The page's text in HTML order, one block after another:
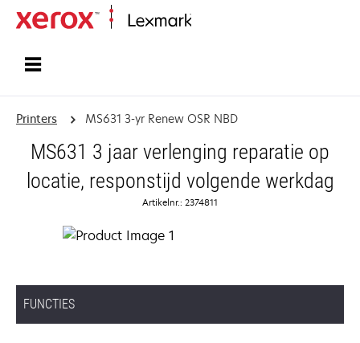
Printers MS631 3-yr Renew OSR NBD
MS631 3 jaar verlenging reparatie op
locatie, responstijd volgende werkdag
Artikelnr.: 2374811
FUNCTIES